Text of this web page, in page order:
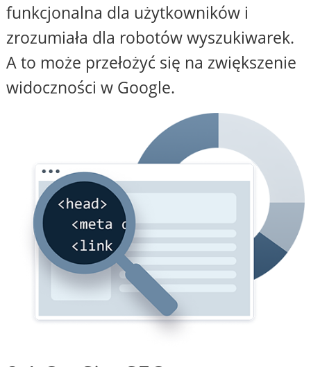
funkcjonalna dla użytkowników i
zrozumiała dla robotów wyszukiwarek.
A to może przełożyć się na zwiększenie
widoczności w Google.